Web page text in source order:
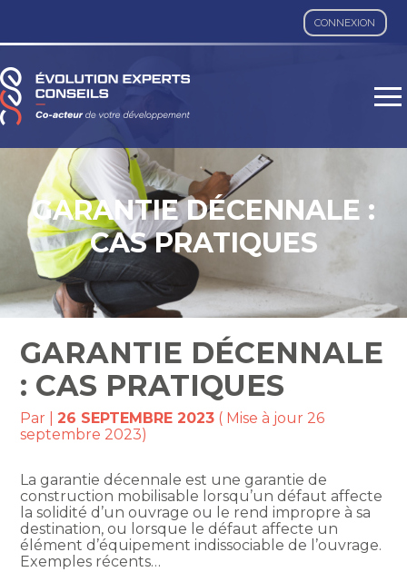
CONNEXION
Aller
au
GARANTIE DÉCENNALE :
CAS PRATIQUES
GARANTIE DÉCENNALE
: CAS PRATIQUES
Par |26 SEPTEMBRE 2023 ( Mise à jour 26
septembre 2023)
La garantie décennale est une garantie de
construction mobilisable lorsqu’un défaut affecte
la solidité d’un ouvrage ou le rend impropre à sa
destination, ou lorsque le défaut affecte un
élément d’équipement indissociable de l’ouvrage.
Exemples récents…